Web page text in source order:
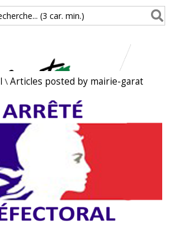
(3 car. min.)
\ Articles posted by mairie-garat